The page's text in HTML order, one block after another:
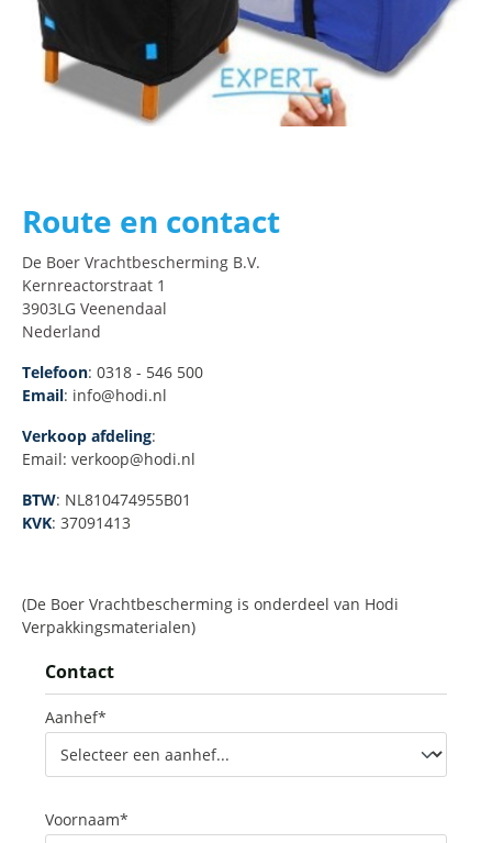
Route en contact
De Boer Vrachtbescherming B.V.
Kernreactorstraat 1
3903LG Veenendaal
Nederland
Telefoon: 0318 - 546 500
Email: info@hodi.nl
Verkoop afdeling:
Email: verkoop@hodi.nl
BTW: NL810474955B01
KVK: 37091413
(De Boer Vrachtbescherming is onderdeel van Hodi
Verpakkingsmaterialen)
Contact
Aanhef*
Voornaam*